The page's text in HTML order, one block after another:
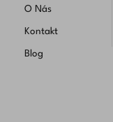
O Nás
Kontakt
Blog